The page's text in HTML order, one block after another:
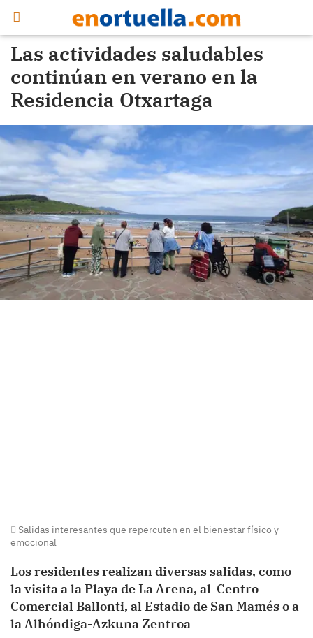
Las actividades saludables
continúan en verano en la
Residencia Otxartaga
Salidas interesantes que repercuten en el bienestar físico y
emocional
Los residentes realizan diversas salidas, como
la visita a la Playa de La Arena, al Centro
Comercial Ballonti, al Estadio de San Mamés o a
la Alhóndiga-Azkuna Zentroa